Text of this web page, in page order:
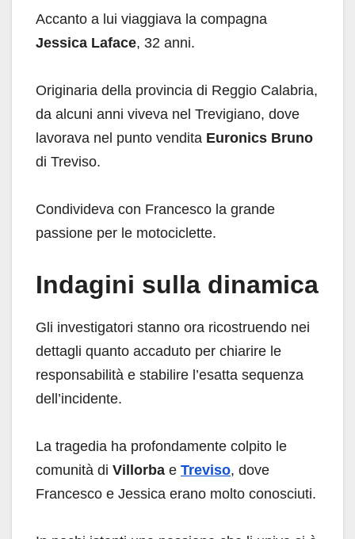
Accanto a lui viaggiava la compagna
Jessica Laface, 32 anni.
Originaria della provincia di Reggio Calabria,
da alcuni anni viveva nel Trevigiano, dove
lavorava nel punto vendita Euronics Bruno
di Treviso.
Condivideva con Francesco la grande
passione per le motociclette.
Indagini sulla dinamica
Gli investigatori stanno ora ricostruendo nei
dettagli quanto accaduto per chiarire le
responsabilità e stabilire l’esatta sequenza
dell’incidente.
La tragedia ha profondamente colpito le
comunità di Villorba e Treviso, dove
Francesco e Jessica erano molto conosciuti.